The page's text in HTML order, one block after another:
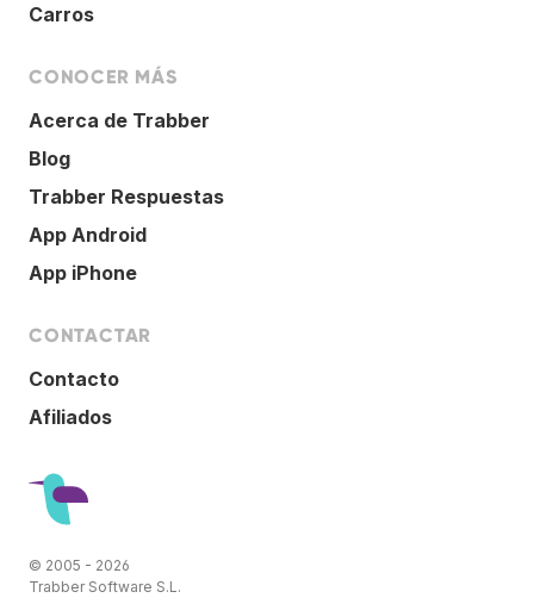
Carros
CONOCER MÁS
Acerca de Trabber
Blog
Trabber Respuestas
App Android
App iPhone
CONTACTAR
Contacto
Afiliados
© 2005 - 2026
Trabber Software S.L.